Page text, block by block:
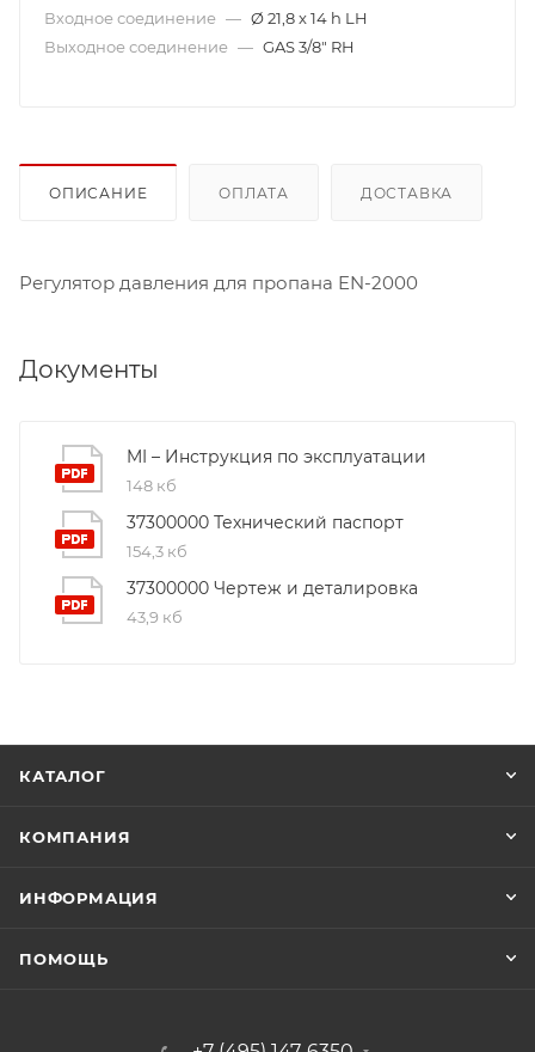
Входное соединение — Ø 21,8 x 14 h LH
Выходное соединение — GAS 3/8" RH
ОПИСАНИЕ ОПЛАТА ДОСТАВКА
Регулятор давления для пропана EN-2000
Документы
MI – Инструкция по эксплуатации
148 кб
37300000 Технический паспорт
154,3 кб
37300000 Чертеж и деталировка
43,9 кб
КАТАЛОГ
КОМПАНИЯ
ИНФОРМАЦИЯ
ПОМОЩЬ